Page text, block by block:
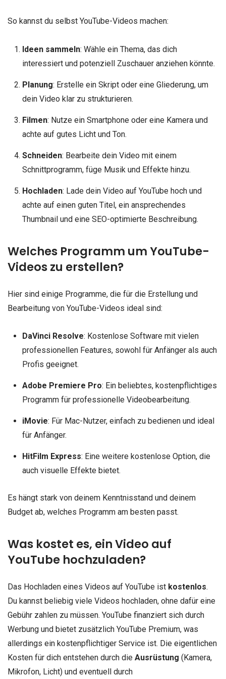
So kannst du selbst YouTube-Videos machen:
Ideen sammeln: Wähle ein Thema, das dich
interessiert und potenziell Zuschauer anziehen könnte.
Planung: Erstelle ein Skript oder eine Gliederung, um
dein Video klar zu strukturieren.
Filmen: Nutze ein Smartphone oder eine Kamera und
achte auf gutes Licht und Ton.
Schneiden: Bearbeite dein Video mit einem
Schnittprogramm, füge Musik und Effekte hinzu.
Hochladen: Lade dein Video auf YouTube hoch und
achte auf einen guten Titel, ein ansprechendes
Thumbnail und eine SEO-optimierte Beschreibung.
Welches Programm um YouTube-
Videos zu erstellen?
Hier sind einige Programme, die für die Erstellung und
Bearbeitung von YouTube-Videos ideal sind:
DaVinci Resolve: Kostenlose Software mit vielen
professionellen Features, sowohl für Anfänger als auch
Profis geeignet.
Adobe Premiere Pro: Ein beliebtes, kostenpflichtiges
Programm für professionelle Videobearbeitung.
iMovie: Für Mac-Nutzer, einfach zu bedienen und ideal
für Anfänger.
HitFilm Express: Eine weitere kostenlose Option, die
auch visuelle Effekte bietet.
Es hängt stark von deinem Kenntnisstand und deinem
Budget ab, welches Programm am besten passt.
Was kostet es, ein Video auf
YouTube hochzuladen?
Das Hochladen eines Videos auf YouTube ist kostenlos.
Du kannst beliebig viele Videos hochladen, ohne dafür eine
Gebühr zahlen zu müssen. YouTube finanziert sich durch
Werbung und bietet zusätzlich YouTube Premium, was
allerdings ein kostenpflichtiger Service ist. Die eigentlichen
Kosten für dich entstehen durch die Ausrüstung (Kamera,
Mikrofon, Licht) und eventuell durch